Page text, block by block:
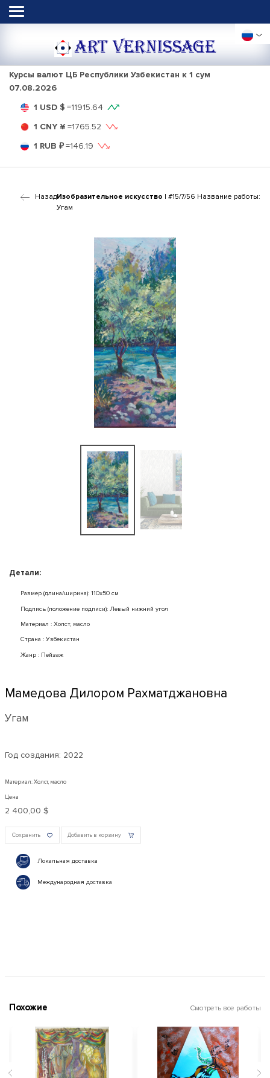
ART VERNISSAGE
Курсы валют ЦБ Республики Узбекистан к 1 сум
07.08.2026
1 USD $ =11915.64
1 CNY ¥ =1765.52
1 RUB ₽=146.19
НазадИзобразительное искусство | #15/7/56 Название работы:
Угам
Детали:
Размер (длина/ширина): 110x50 см
Подпись (положение подписи): Левый нижний угол
Mатериал : Холст, масло
Страна : Узбекистан
Жанр : Пейзаж
Мамедова Дилором Рахматджановна
Угам
Год создания: 2022
Материал: Холст, масло
Цена
2 400,00 $
Сохранить Добавить в корзину
Локальная доставка
Международная доставка
Похожие Смотреть все работы